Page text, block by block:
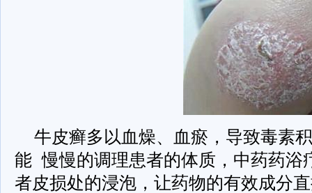
牛皮癣多以血燥、血瘀，导致毒素
能 慢慢的调理患者的体质，中药药浴
者皮损处的浸泡，让药物的有效成分